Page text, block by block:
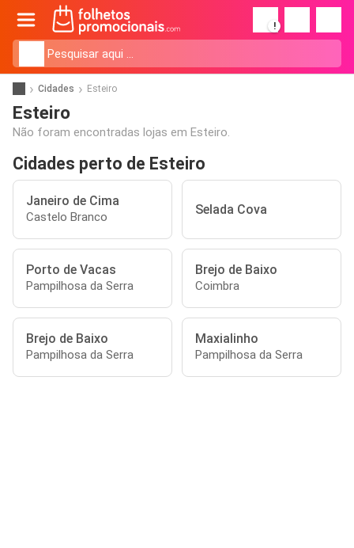
!
Cidades Esteiro
Esteiro
Não foram encontradas lojas em Esteiro.
Cidades perto de Esteiro
Janeiro de Cima
Castelo Branco Selada Cova
Porto de Vacas
Pampilhosa da Serra
Brejo de Baixo
Coimbra
Brejo de Baixo
Pampilhosa da Serra
Maxialinho
Pampilhosa da Serra